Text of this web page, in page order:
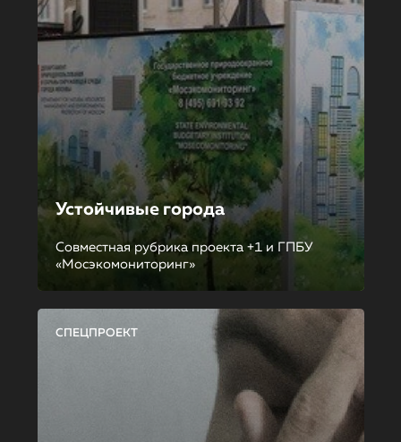
Устойчивые города
Совместная рубрика проекта +1 и ГПБУ
«Мосэкомониторинг»
СПЕЦПРОЕКТ